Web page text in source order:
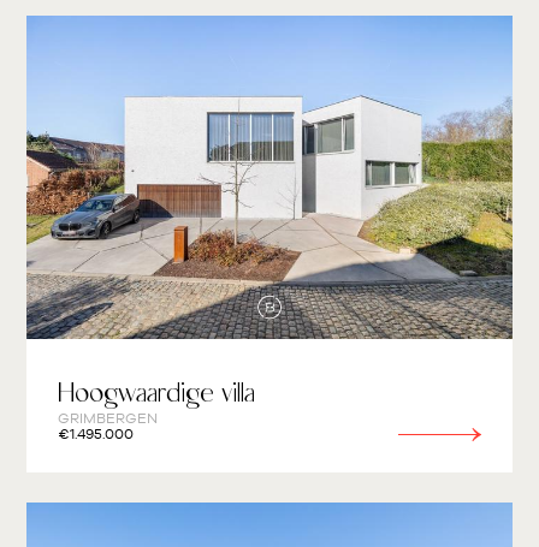
Hoogwaardige villa
GRIMBERGEN
€1.495.000